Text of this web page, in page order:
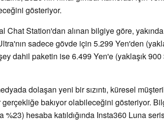
gösteriyor.
Chat Station'dan alınan bilgiye göre,
sadece gövde için 5.299 Yen'den
dahil paketin ise 6.499 Yen'e (yaklaşık 900
dolaşan yeni bir sızıntı, küresel
bakıyor olabileceğini gösteriyor.
%23) hesaba katıldığında Insta360 Luna